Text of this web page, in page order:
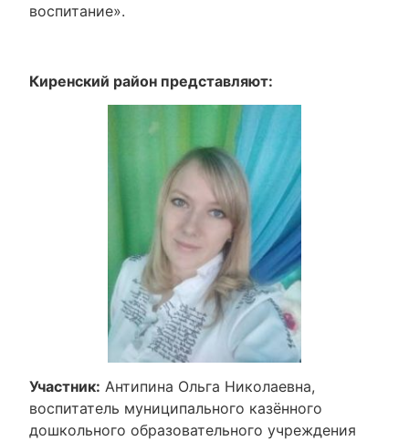
воспитание».
Киренский район представляют:
Участник: Антипина Ольга Николаевна,
воспитатель муниципального казённого
дошкольного образовательного учреждения